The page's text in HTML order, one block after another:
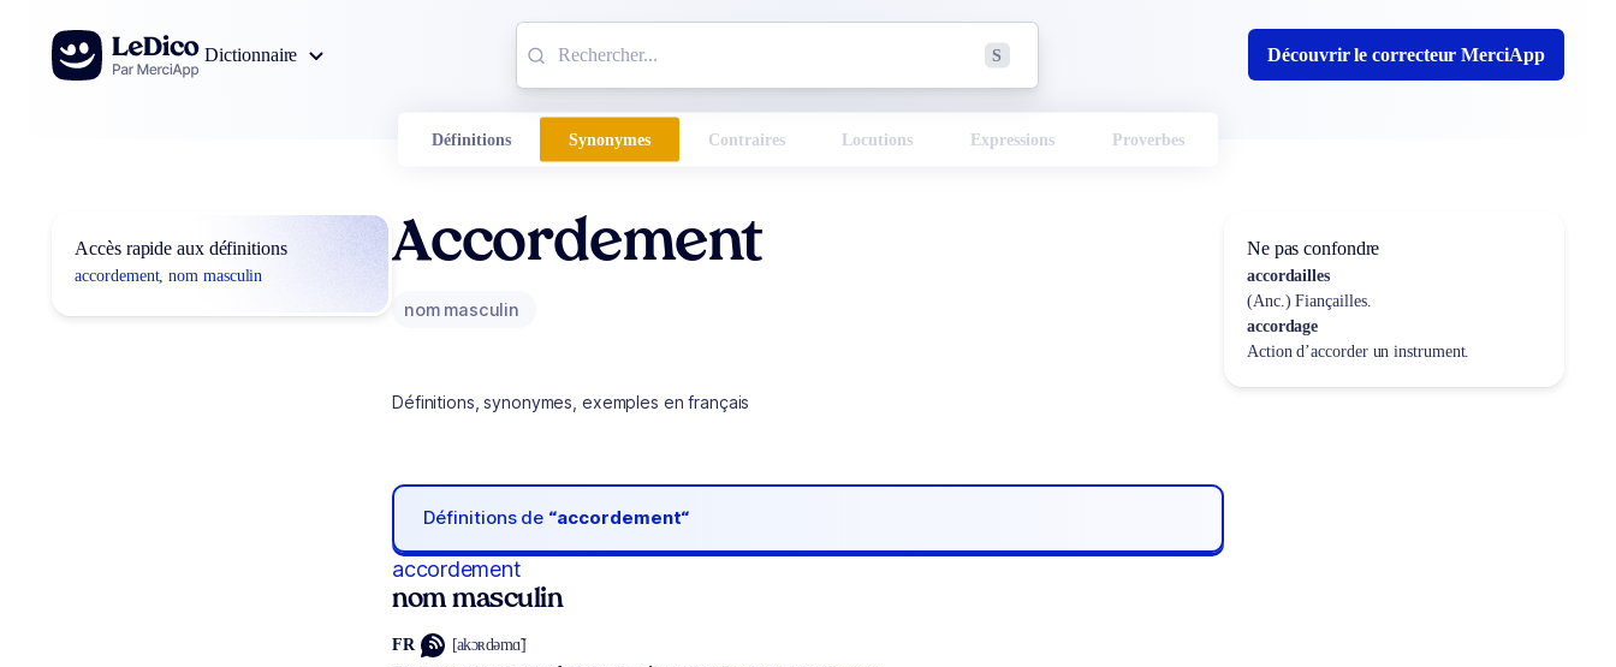
Aller au contenu
Dictionnaire
S Découvrir le correcteur MerciApp
Définitions Synonymes Contraires Locutions Expressions Proverbes
Accès rapide aux définitions
accordement, nom masculin
Accordement
nom masculin
Définitions, synonymes, exemples en français
Définitions de “accordement“
accordement
nom masculin
FR [akɔʀdəmɑ̃]
Ne pas confondre
accordailles
(Anc.) Fiançailles.
accordage
Action d’accorder un instrument.